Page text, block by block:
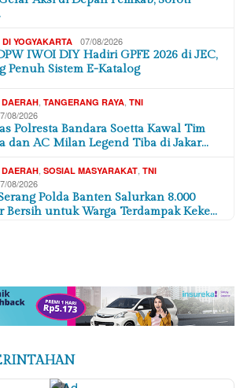
DI YOGYAKARTA 07/08/2026
IWOI DIY Hadiri GPFE 2026 di JEC,
Penuh Sistem E-Katalog
DAERAH, TANGERANG RAYA, TNI
08/2026
Polresta Bandara Soetta Kawal Tim
dan AC Milan Legend Tiba di Jakar…
DAERAH, SOSIAL MASYARAKAT, TNI
08/2026
Polda Banten Salurkan 8.000
Bersih untuk Warga Terdampak Keke…